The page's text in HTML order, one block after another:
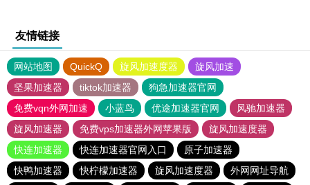
友情链接
网站地图 QuickQ 旋风加速度器
旋风加速
坚果加速器
tiktok加速器
狗急加速器官网
免费vqn外网加速
小蓝鸟 优途加速器官网
风驰加速器
旋风加速器
免费vps加速器外网苹果版
旋风加速度器
快连加速器
快连加速器官网入口
原子加速器
快鸭加速器
快柠檬加速器 旋风加速度器
外网网址导航